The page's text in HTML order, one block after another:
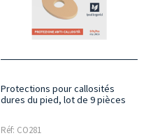
Protections pour callosités
dures du pied, lot de 9 pièces
Réf: CO281